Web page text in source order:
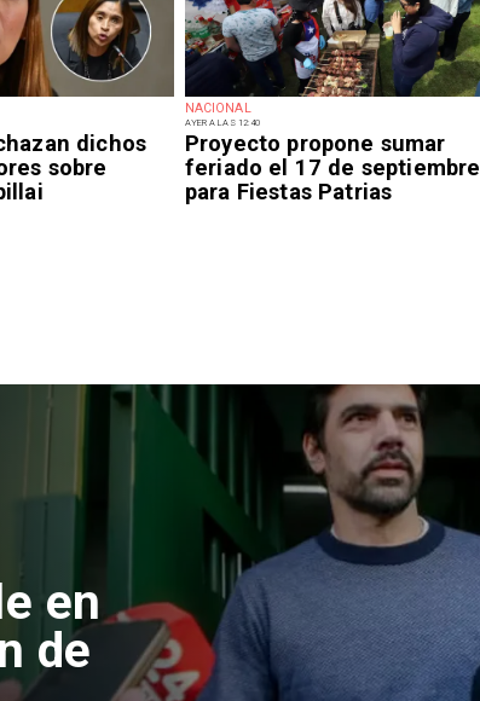
dichos
sobre
NACIONAL
AYER A LAS 12:40
Proyecto propone sumar
feriado el 17 de septiembre
para Fiestas Patrias
en
de